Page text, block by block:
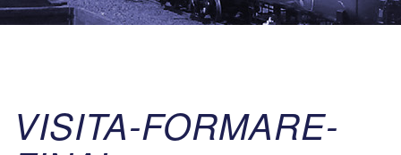
VISITA-FORMARE-